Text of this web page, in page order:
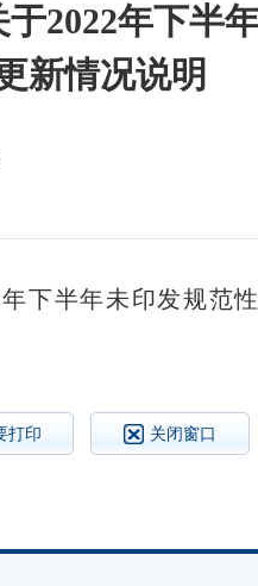
2022年下半
新情况说明
下半年未印发规范
打印 关闭窗口